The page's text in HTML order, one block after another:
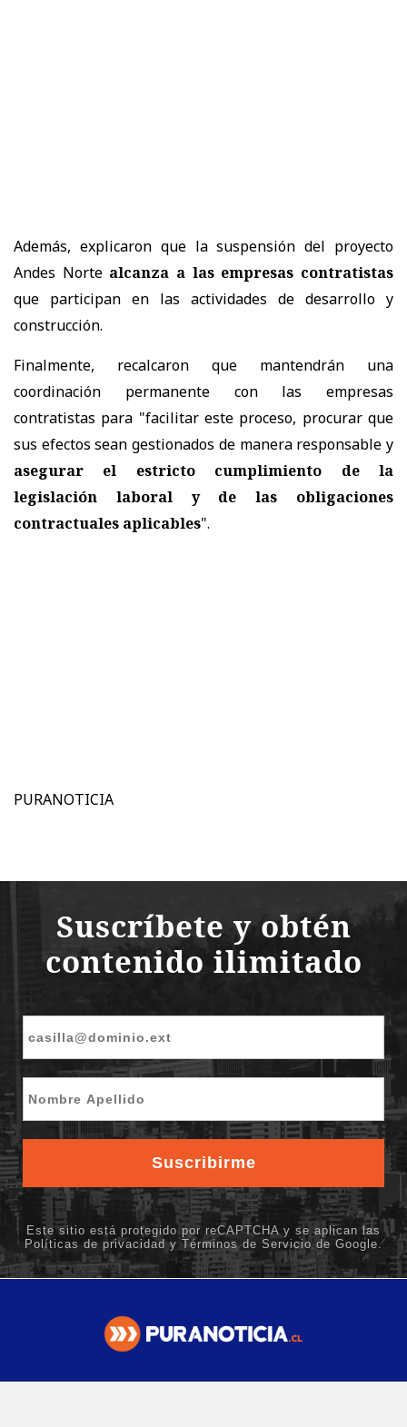
Además, explicaron que la suspensión del proyecto
Andes Norte alcanza a las empresas contratistas
que participan en las actividades de desarrollo y
construcción.
Finalmente, recalcaron que mantendrán una
coordinación permanente con las empresas
contratistas para "facilitar este proceso, procurar que
sus efectos sean gestionados de manera responsable y
asegurar el estricto cumplimiento de la
legislación laboral y de las obligaciones
contractuales aplicables".
PURANOTICIA